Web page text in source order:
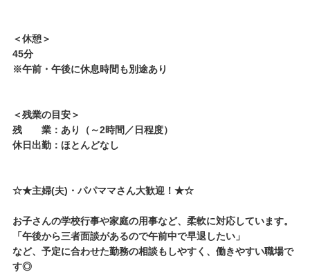
＜休憩＞
45分
※午前・午後に休息時間も別途あり
＜残業の目安＞
残 業：あり（～2時間／日程度）
休日出勤：ほとんどなし
☆★主婦(夫)・パパママさん大歓迎！★☆
お子さんの学校行事や家庭の用事など、柔軟に対応しています。
「午後から三者面談があるので午前中で早退したい」
など、予定に合わせた勤務の相談もしやすく、働きやすい職場で
す◎